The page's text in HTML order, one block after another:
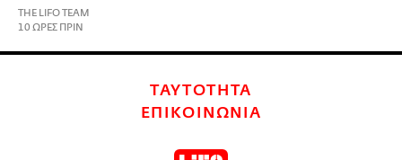
THE LIFO TEAM
10 ΩΡΕΣ ΠΡΙΝ
ΤΑΥΤΟΤΗΤΑ
ΕΠΙΚΟΙΝΩΝΙΑ